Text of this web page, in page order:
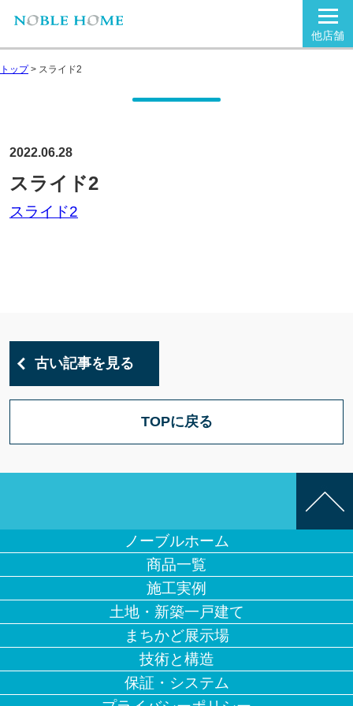
他店舗
トップ> スライド2
2022.06.28
スライド2
スライド2
古い記事を見る
TOPに戻る
ノーブルホーム
商品一覧
施工実例
土地・新築一戸建て
まちかど展示場
技術と構造
保証・システム